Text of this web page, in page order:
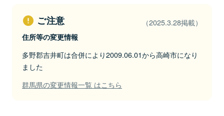
ご注意 （2025.3.28掲載）
住所等の変更情報
多野郡吉井町は合併により2009.06.01から高崎市になり
ました
群馬県の変更情報一覧 はこちら